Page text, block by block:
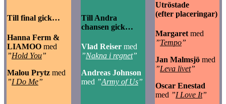
Till final gick…
Hanna Ferm &
LIAMOO med
”Hold You”
Malou Prytz med
”I Do Me”
Till Andra
chansen gick…
Vlad Reiser med
”Nakna i regnet”
Andreas Johnson
med ”Army of Us”
Utröstade
(efter placeringar)
Margaret med
”Tempo”
Jan Malmsjö med
”Leva livet”
Oscar Enestad
med ”I Love It”